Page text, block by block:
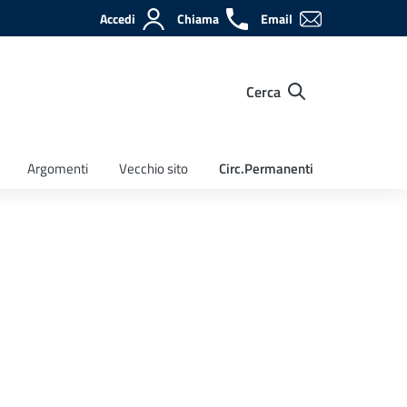
Accedi Chiama Email
Cerca
Argomenti Vecchio sito Circ.Permanenti